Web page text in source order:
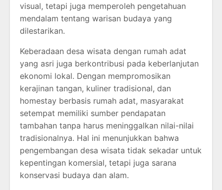
visual, tetapi juga memperoleh pengetahuan
mendalam tentang warisan budaya yang
dilestarikan.
Keberadaan desa wisata dengan rumah adat
yang asri juga berkontribusi pada keberlanjutan
ekonomi lokal. Dengan mempromosikan
kerajinan tangan, kuliner tradisional, dan
homestay berbasis rumah adat, masyarakat
setempat memiliki sumber pendapatan
tambahan tanpa harus meninggalkan nilai-nilai
tradisionalnya. Hal ini menunjukkan bahwa
pengembangan desa wisata tidak sekadar untuk
kepentingan komersial, tetapi juga sarana
konservasi budaya dan alam.